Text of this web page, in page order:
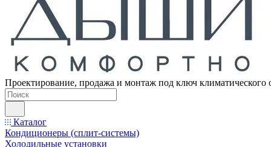
Проектирование, продажа и монтаж под ключ климатического
Каталог
Кондиционеры (сплит-системы)
Холодильные установки